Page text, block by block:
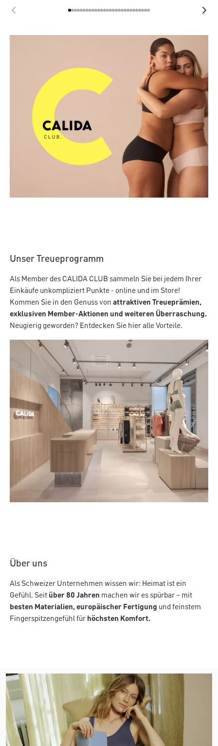
Unser Treueprogramm
Als Member des CALIDA CLUB sammeln Sie bei jedem Ihrer
Einkäufe unkompliziert Punkte - online und im Store!
Kommen Sie in den Genuss von attraktiven Treueprämien,
exklusiven Member-Aktionen und weiteren Überraschung.
Neugierig geworden? Entdecken Sie hier alle Vorteile.
Über uns
Als Schweizer Unternehmen wissen wir: Heimat ist ein
Gefühl. Seit über 80 Jahren machen wir es spürbar – mit
besten Materialien, europäischer Fertigung und feinstem
Fingerspitzengefühl für höchsten Komfort.